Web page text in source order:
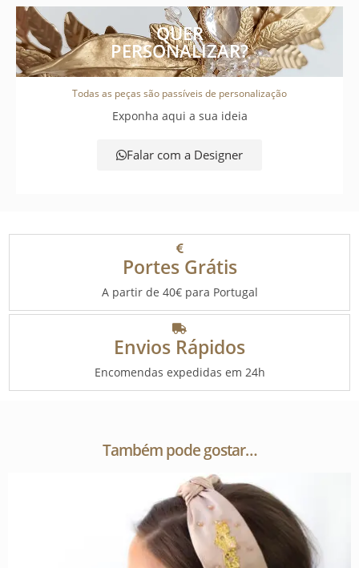
QUER
PERSONALIZAR?
Todas as peças são passíveis de personalização
Exponha aqui a sua ideia
Falar com a Designer
Portes Grátis
A partir de 40€ para Portugal
Envios Rápidos
Encomendas expedidas em 24h
Também pode gostar…